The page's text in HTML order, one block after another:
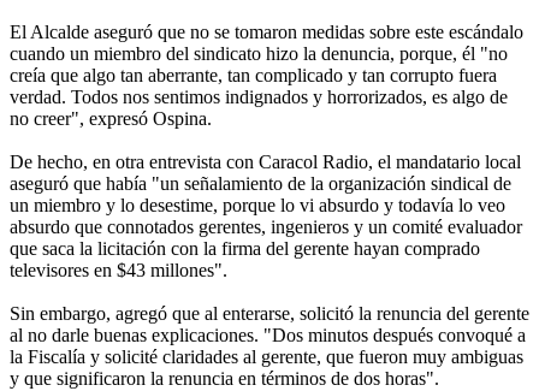
El Alcalde aseguró que no se tomaron medidas sobre este escándalo
cuando un miembro del sindicato hizo la denuncia, porque, él "no
creía que algo tan aberrante, tan complicado y tan corrupto fuera
verdad. Todos nos sentimos indignados y horrorizados, es algo de
no creer", expresó Ospina.
De hecho, en otra entrevista con Caracol Radio, el mandatario local
aseguró que había "un señalamiento de la organización sindical de
un miembro y lo desestime, porque lo vi absurdo y todavía lo veo
absurdo que connotados gerentes, ingenieros y un comité evaluador
que saca la licitación con la firma del gerente hayan comprado
televisores en $43 millones".
Sin embargo, agregó que al enterarse, solicitó la renuncia del gerente
al no darle buenas explicaciones. "Dos minutos después convoqué a
la Fiscalía y solicité claridades al gerente, que fueron muy ambiguas
y que significaron la renuncia en términos de dos horas".